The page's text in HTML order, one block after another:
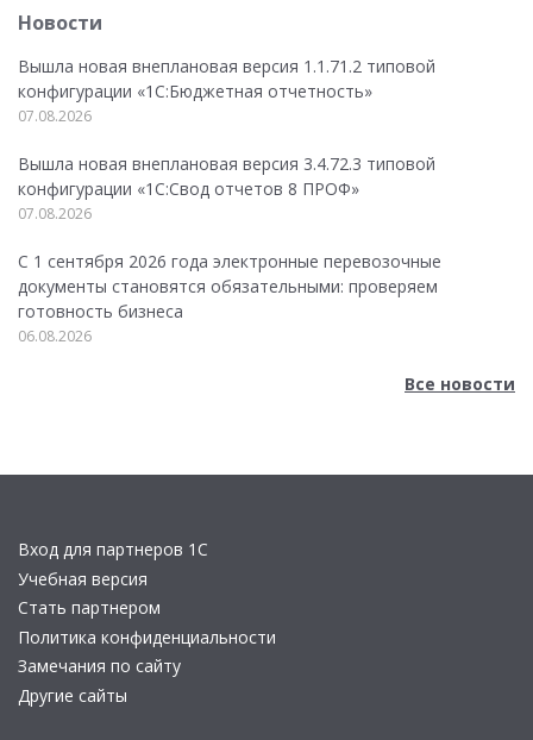
Новости
Вышла новая внеплановая версия 1.1.71.2 типовой
конфигурации «1C:Бюджетная отчетность»
07.08.2026
Вышла новая внеплановая версия 3.4.72.3 типовой
конфигурации «1C:Свод отчетов 8 ПРОФ»
07.08.2026
С 1 сентября 2026 года электронные перевозочные
документы становятся обязательными: проверяем
готовность бизнеса
06.08.2026
Все новости
Вход для партнеров 1С
Учебная версия
Стать партнером
Политика конфиденциальности
Замечания по сайту
Другие сайты